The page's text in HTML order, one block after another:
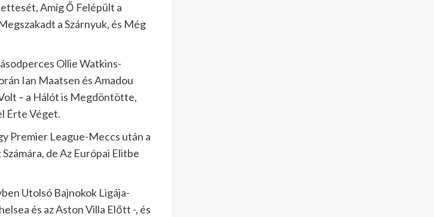
Amíg Ő Felépült a
a Szárnyuk, és Még
Ollie Watkins-
Ian Maatsen és Amadou
– a Hálót is Megdöntötte,
Érte Véget.
Premier League-Meccs után a
de Az Európai Elitbe
Utolsó Bajnokok Ligája-
és az Aston Villa Előtt -, és